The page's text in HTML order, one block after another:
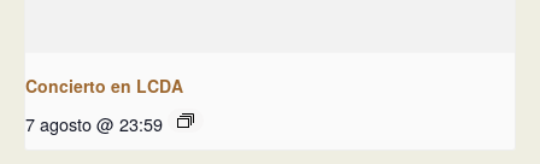
Concierto en LCDA
7 agosto @ 23:59